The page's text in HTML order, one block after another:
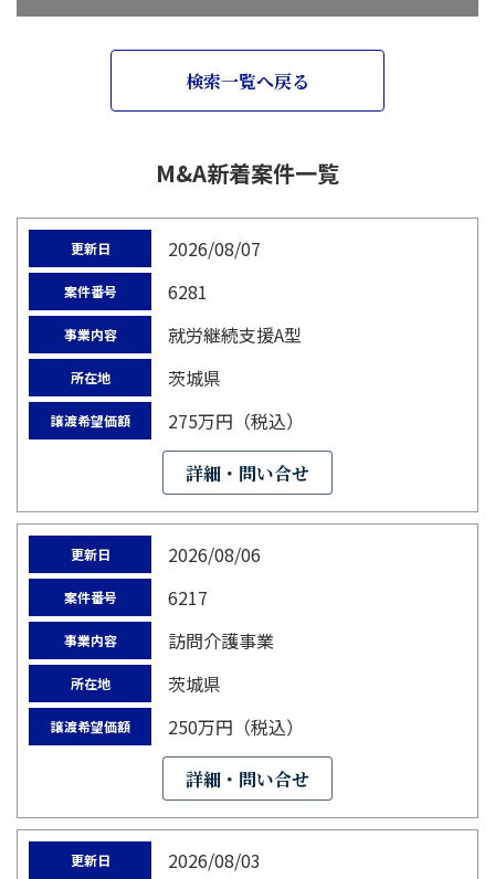
検索一覧へ戻る
M&A新着案件一覧
更新日 2026/08/07
案件番号 6281
事業内容 就労継続支援A型
所在地 茨城県
譲渡希望価額 275万円（税込）
詳細・問い合せ
更新日 2026/08/06
案件番号 6217
事業内容 訪問介護事業
所在地 茨城県
譲渡希望価額 250万円（税込）
詳細・問い合せ
更新日 2026/08/03